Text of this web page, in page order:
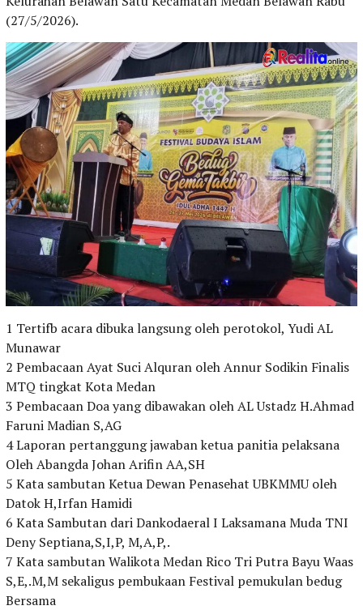
(27/5/2026).
1 Tertifb acara dibuka langsung oleh perotokol, Yudi AL
Munawar
2 Pembacaan Ayat Suci Alquran oleh Annur Sodikin Finalis
MTQ tingkat Kota Medan
3 Pembacaan Doa yang dibawakan oleh AL Ustadz H.Ahmad
Faruni Madian S,AG
4 Laporan pertanggung jawaban ketua panitia pelaksana
Oleh Abangda Johan Arifin AA,SH
5 Kata sambutan Ketua Dewan Penasehat UBKMMU oleh
Datok H,Irfan Hamidi
6 Kata Sambutan dari Dankodaeral I Laksamana Muda TNI
Deny Septiana,S,I,P, M,A,P,.
7 Kata sambutan Walikota Medan Rico Tri Putra Bayu Waas
S,E,.M,M sekaligus pembukaan Festival pemukulan bedug
Bersama